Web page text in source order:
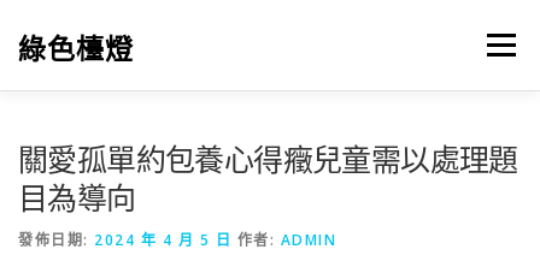
綠色檯燈 選單
關愛孤單約包養心得癥兒童需以處理題
目為導向
發佈日期: 2024 年 4 月 5 日 作者: ADMIN